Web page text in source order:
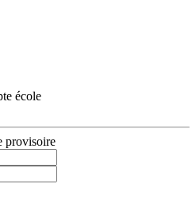
école
provisoire